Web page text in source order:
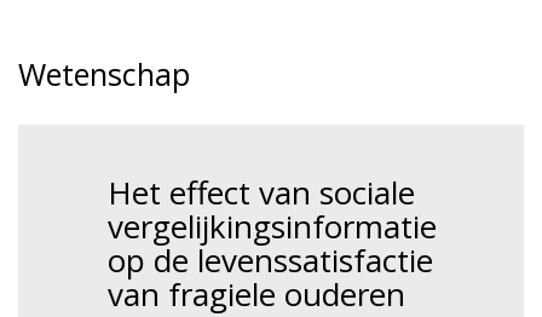
Wetenschap
Het effect van sociale
vergelijkingsinformatie
op de levenssatisfactie
van fragiele ouderen